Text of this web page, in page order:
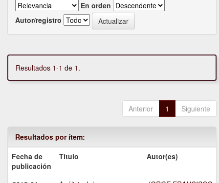
En orden
Autor/registro
Resultados 1-1 de 1.
Anterior 1 Siguiente
Resultados por ítem:
Fecha de
publicación
Título Autor(es)